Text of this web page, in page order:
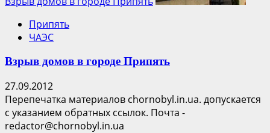
Припять
ЧАЭС
Взрыв домов в городе Припять
27.09.2012
Перепечатка материалов chornobyl.in.ua. допускается
с указанием обратных ссылок. Почта -
redactor@chornobyl.in.ua